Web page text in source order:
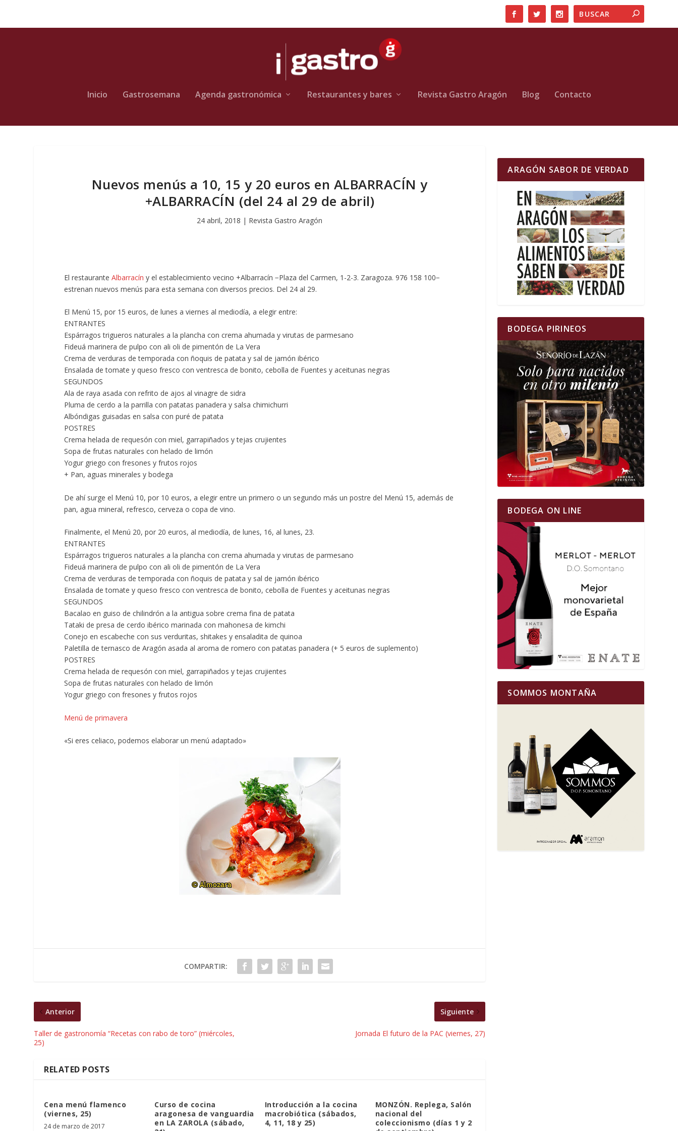
Inicio Gastrosemana Agenda gastronómica Restaurantes y bares Revista Gastro Aragón Blog Contacto
Nuevos menús a 10, 15 y 20 euros en ALBARRACÍN y
+ALBARRACÍN (del 24 al 29 de abril)
24 abril, 2018 | Revista Gastro Aragón
El restauranteAlbarracíny el establecimiento vecino +Albarracín −Plaza del Carmen, 1-2-3. Zaragoza. 976 158 100−
estrenan nuevos menús para esta semana con diversos precios. Del 24 al 29.
El Menú 15, por 15 euros, de lunes a viernes al mediodía, a elegir entre:
ENTRANTES
Espárragos trigueros naturales a la plancha con crema ahumada y virutas de parmesano
Fideuá marinera de pulpo con ali oli de pimentón de La Vera
Crema de verduras de temporada con ñoquis de patata y sal de jamón ibérico
Ensalada de tomate y queso fresco con ventresca de bonito, cebolla de Fuentes y aceitunas negras
SEGUNDOS
Ala de raya asada con refrito de ajos al vinagre de sidra
Pluma de cerdo a la parrilla con patatas panadera y salsa chimichurri
Albóndigas guisadas en salsa con puré de patata
POSTRES
Crema helada de requesón con miel, garrapiñados y tejas crujientes
Sopa de frutas naturales con helado de limón
Yogur griego con fresones y frutos rojos
+ Pan, aguas minerales y bodega
De ahí surge el Menú 10, por 10 euros,a elegir entre un primero o un segundo más un postre del Menú 15, además de
pan, agua mineral, refresco, cerveza o copa de vino.
Finalmente, el Menú 20, por 20 euros, al mediodía, de lunes, 16, al lunes, 23.
ENTRANTES
Espárragos trigueros naturales a la plancha con crema ahumada y virutas de parmesano
Fideuá marinera de pulpo con ali oli de pimentón de La Vera
Crema de verduras de temporada con ñoquis de patata y sal de jamón ibérico
Ensalada de tomate y queso fresco con ventresca de bonito, cebolla de Fuentes y aceitunas negras
SEGUNDOS
Bacalao en guiso de chilindrón a la antigua sobre crema fina de patata
Tataki de presa de cerdo ibérico marinada con mahonesa de kimchi
Conejo en escabeche con sus verduritas, shitakes y ensaladita de quinoa
Paletilla de ternasco de Aragón asada al aroma de romero con patatas panadera (+ 5 euros de suplemento)
POSTRES
Crema helada de requesón con miel, garrapiñados y tejas crujientes
Sopa de frutas naturales con helado de limón
Yogur griego con fresones y frutos rojos
Menú de primavera
«Si eres celiaco, podemos elaborar un menú adaptado»
COMPARTIR:
Anterior
Taller de gastronomía “Recetas con rabo de toro” (miércoles,
25)
Siguiente
Jornada El futuro de la PAC (viernes, 27)
RELATED POSTS
Cena menú flamenco
(viernes, 25)
24 de marzo de 2017
Curso de cocina
aragonesa de vanguardia
en LA ZAROLA (sábado,
Introducción a la cocina
macrobiótica (sábados,
4, 11, 18 y 25)
MONZÓN. Replega, Salón
nacional del
coleccionismo (días 1 y 2
ARAGÓN SABOR DE VERDAD
BODEGA PIRINEOS
BODEGA ON LINE
SOMMOS MONTAÑA